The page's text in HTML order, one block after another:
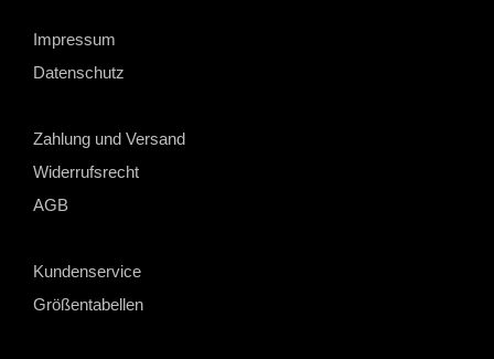
Impressum
Datenschutz
Zahlung und Versand
Widerrufsrecht
AGB
Kundenservice
Größentabellen